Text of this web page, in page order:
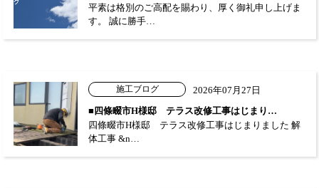
平素は格別のご高配を賜わり、厚く御礼申し上げま
す。 誠に勝手…
施工ブログ
2026年07月27日
■四條畷市H様邸 テラス改修工事はじまり…
四條畷市H様邸 テラス改修工事はじまりました 解
体工事 &n…